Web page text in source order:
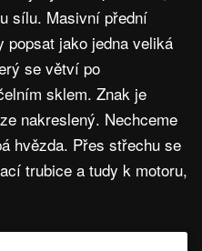
sílu. Masivní přední
jako jedna veliká
se větví po
sklem. Znak je
nakreslený. Nechceme
hvězda. Přes střechu se
trubice a tudy k motoru,